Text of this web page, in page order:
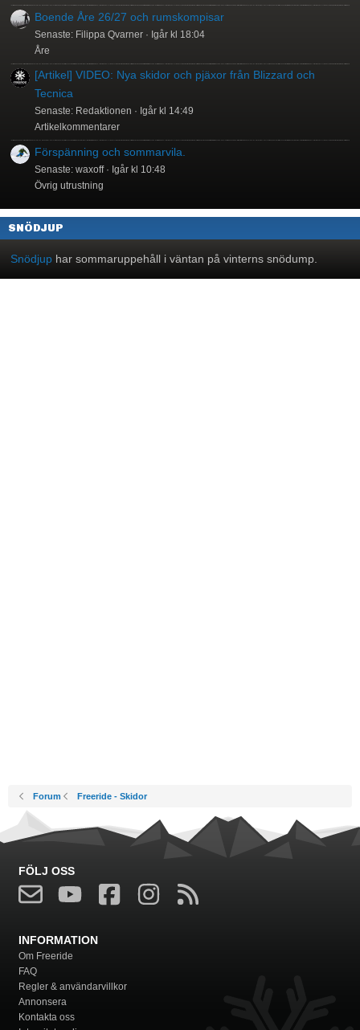
Boende Åre 26/27 och rumskompisar
Senaste: Filippa Qvarner
Igår kl 18:04
Åre
[Artikel] VIDEO: Nya skidor och pjäxor från Blizzard och
Tecnica
Senaste: Redaktionen
Igår kl 14:49
Artikelkommentarer
Förspänning och sommarvila.
Senaste: waxoff
Igår kl 10:48
Övrig utrustning
SNÖDJUP
Snödjup har sommaruppehåll i väntan på vinterns snödump.
Forum Freeride - Skidor
FÖLJ OSS
INFORMATION
Om Freeride
FAQ
Regler & användarvillkor
Annonsera
Kontakta oss